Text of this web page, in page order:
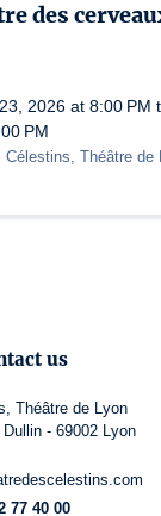
des
2026 at 8:00 PM
PM
Célestins, Théâtre de
us
Théâtre de Lyon
- 69002 Lyon
77 40 00